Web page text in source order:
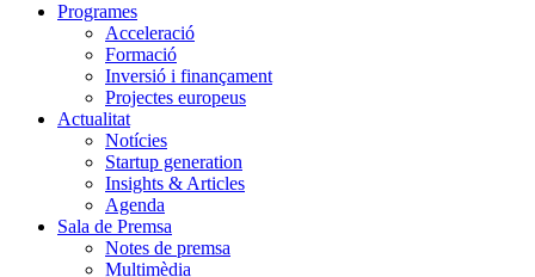
Programes
Acceleració
Formació
Inversió i finançament
Projectes europeus
Actualitat
Notícies
Startup generation
Insights & Articles
Agenda
Sala de Premsa
Notes de premsa
Multimèdia